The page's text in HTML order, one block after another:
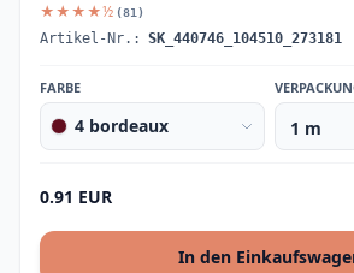
★★★★½ (81)
Artikel-Nr.: SK_440746_104510_273181
FARBE
4 bordeaux
0.91 EUR
In den